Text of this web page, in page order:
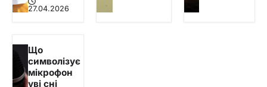
27.04.2026
Що
символізує
мікрофон
уві сні